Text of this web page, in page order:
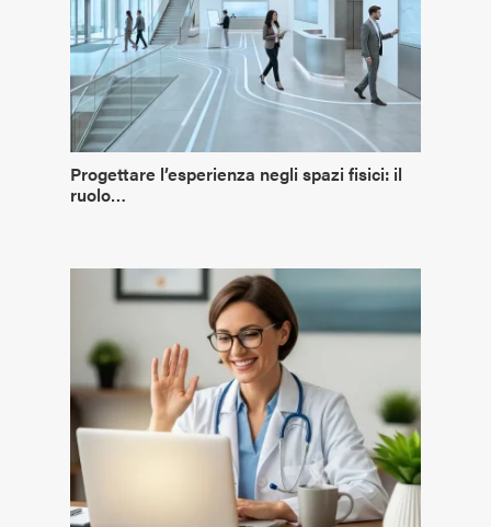
Progettare l’esperienza negli spazi fisici: il
ruolo…